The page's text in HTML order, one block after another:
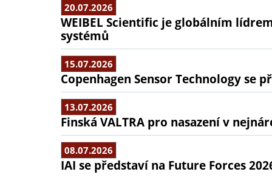
20.07.2026
WEIBEL Scientific je globálním
systémů
15.07.2026
Copenhagen Sensor Technology se
13.07.2026
Finská VALTRA pro nasazení v
08.07.2026
IAI se představí na Future Forces